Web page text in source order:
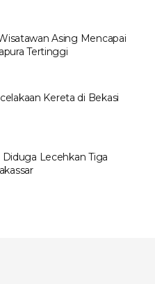
Asing Mencapai
Tertinggi
Kereta di Bekasi
Lecehkan Tiga